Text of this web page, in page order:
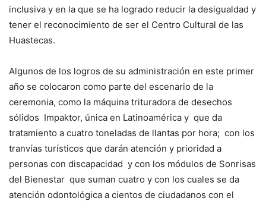
inclusiva y en la que se ha logrado reducir la desigualdad y
tener el reconocimiento de ser el Centro Cultural de las
Huastecas.
Algunos de los logros de su administración en este primer
año se colocaron como parte del escenario de la
ceremonia, como la máquina trituradora de desechos
sólidos Impaktor, única en Latinoamérica y que da
tratamiento a cuatro toneladas de llantas por hora; con los
tranvías turísticos que darán atención y prioridad a
personas con discapacidad y con los módulos de Sonrisas
del Bienestar que suman cuatro y con los cuales se da
atención odontológica a cientos de ciudadanos con el